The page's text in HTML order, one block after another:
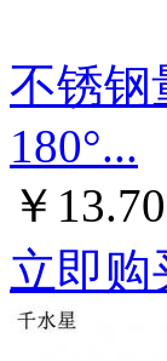
不锈钢
180°...
￥
立即购